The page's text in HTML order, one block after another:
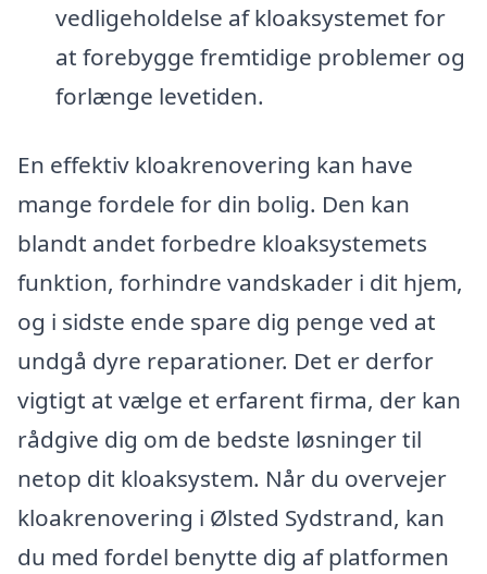
vedligeholdelse af kloaksystemet for
at forebygge fremtidige problemer og
forlænge levetiden.
En effektiv kloakrenovering kan have
mange fordele for din bolig. Den kan
blandt andet forbedre kloaksystemets
funktion, forhindre vandskader i dit hjem,
og i sidste ende spare dig penge ved at
undgå dyre reparationer. Det er derfor
vigtigt at vælge et erfarent firma, der kan
rådgive dig om de bedste løsninger til
netop dit kloaksystem. Når du overvejer
kloakrenovering i Ølsted Sydstrand, kan
du med fordel benytte dig af platformen